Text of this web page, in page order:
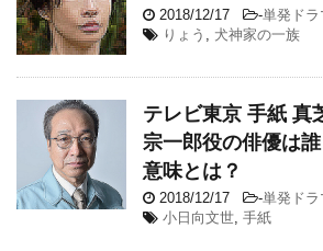
2018/12/17 -単発ドラ
りょう
犬神家の一族
テレビ東京 手紙 真
宗一郎役の俳優は
意味とは？
2018/12/17 -単発ドラ
小日向文世 手紙